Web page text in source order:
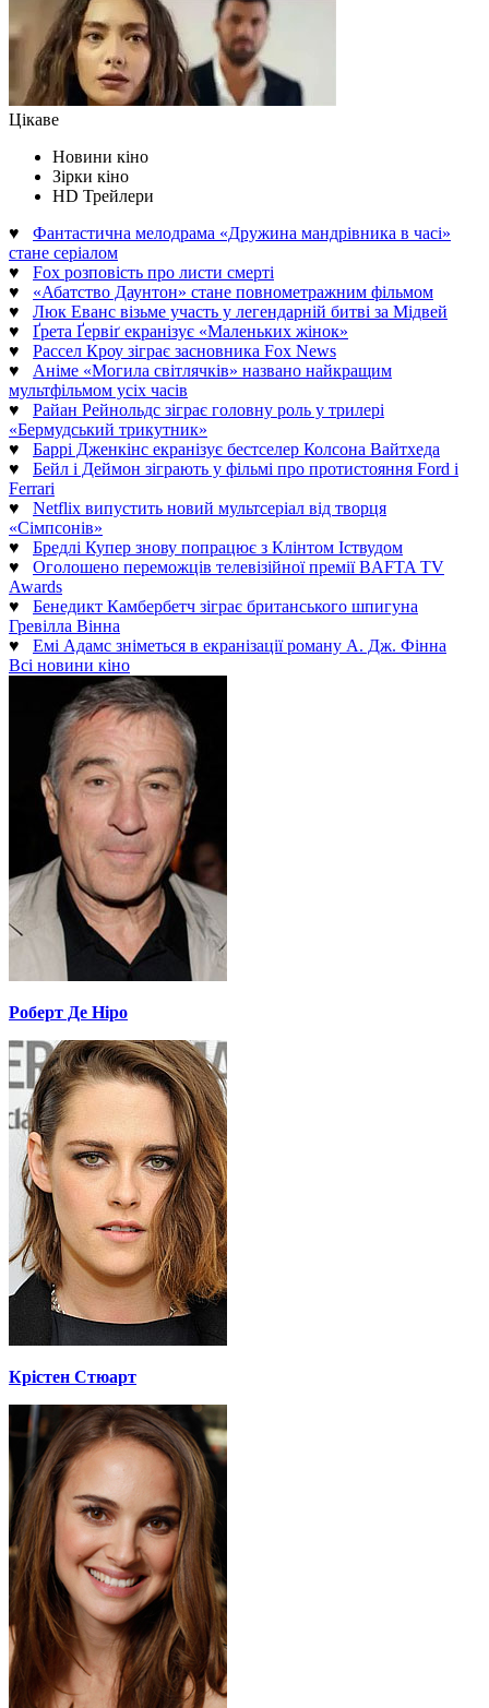
Цікаве
Новини кіно
Зірки кіно
HD Трейлери
♥ Фантастична мелодрама «Дружина мандрівника в часі»
стане серіалом
♥ Fox розповість про листи смерті
♥ «Абатство Даунтон» стане повнометражним фільмом
♥ Люк Еванс візьме участь у легендарній битві за Мідвей
♥ Ґрета Ґервіґ екранізує «Маленьких жінок»
♥ Рассел Кроу зіграє засновника Fox News
♥ Аніме «Могила світлячків» названо найкращим
мультфільмом усіх часів
♥ Райан Рейнольдс зіграє головну роль у трилері
«Бермудський трикутник»
♥ Баррі Дженкінс екранізує бестселер Колсона Вайтхеда
♥ Бейл і Деймон зіграють у фільмі про протистояння Ford і
Ferrari
♥ Netflix випустить новий мультсеріал від творця
«Сімпсонів»
♥ Бредлі Купер знову попрацює з Клінтом Іствудом
♥ Оголошено переможців телевізійної премії BAFTA TV
Awards
♥ Бенедикт Камбербетч зіграє британського шпигуна
Гревілла Вінна
♥ Емі Адамс зніметься в екранізації роману А. Дж. Фінна
Всі новини кіно
Роберт Де Ніро
Крістен Стюарт